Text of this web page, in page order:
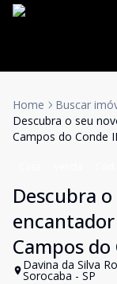
Home
Buscar
Descubra o seu
Campos do Conde
Descubra
encantador
Campos
Davina da Silva
Sorocaba - SP